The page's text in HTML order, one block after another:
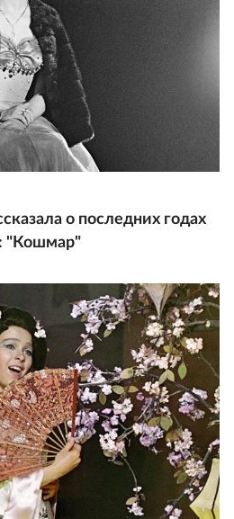
о последних годах
"Кошмар"